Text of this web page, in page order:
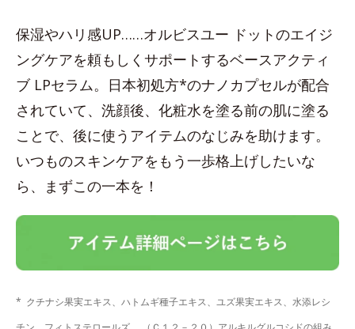
保湿やハリ感UP……オルビスユー ドットのエイジ
ングケアを頼もしくサポートするベースアクティ
ブ LPセラム。日本初処方*のナノカプセルが配合
されていて、洗顔後、化粧水を塗る前の肌に塗る
ことで、後に使うアイテムのなじみを助けます。
いつものスキンケアをもう一歩格上げしたいな
ら、まずこの一本を！
* クチナシ果実エキス、ハトムギ種子エキス、ユズ果実エキス、水添レシ